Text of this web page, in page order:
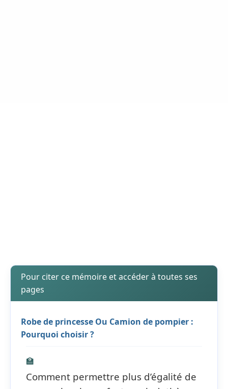
Pour citer ce mémoire et accéder à toutes ses
pages
Robe de princesse Ou Camion de pompier :
Pourquoi choisir ?
🏫
Comment permettre plus d’égalité de